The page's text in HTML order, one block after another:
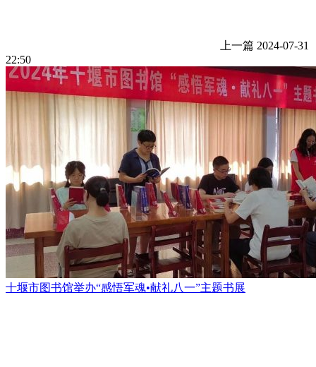
上一篇 2024-07-31
22:50
十堰市图书馆举办“感悟军魂•献礼八一”主题书展